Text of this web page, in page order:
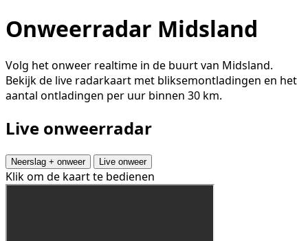
Onweerradar Midsland
Volg het onweer realtime in de buurt van Midsland.
Bekijk de live radarkaart met bliksemontladingen en het
aantal ontladingen per uur binnen 30 km.
Live onweerradar
Neerslag + onweer Live onweer
Klik om de kaart te bedienen